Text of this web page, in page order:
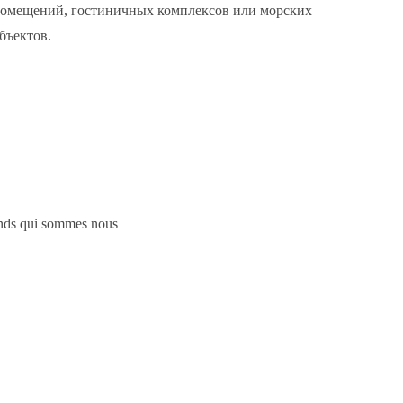
гостиничных комплексов или морских